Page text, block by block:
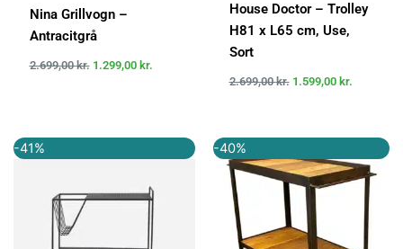
Nina Grillvogn –
Antracitgrå
2.699,00kr. 1.299,00 kr.
House Doctor – Trolley
H81 x L65 cm, Use,
Sort
2.699,00kr. 1.599,00 kr.
-41%
oprindelige
var:
2.700,00 kr..
aktuelle
er:
1.597,00 kr..
-40%
oprindelige
pris
var:
2.799,00 kr..
aktuelle
pris
er:
1.679,40